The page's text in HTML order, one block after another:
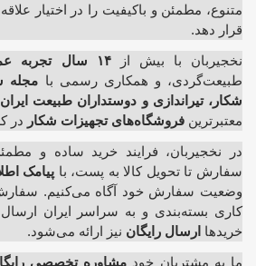
متنوع، مطمئن و باکیفیت را در اختیار
قرار دهد.
نخجیربان با بیش از
۱۴ سال تجربه عملی
طبیعت‌گردی، و همکاری رسمی با مجله
شکار، تیراندازی و دوستداران طبیعت ایران
معتبرترین فروشگاه‌های تجهیزات شکار در
در نخجیربان، فرایند خرید ساده و
سفارش تا تحویل کالا به پست، با پیامک
کاری بسته‌بندی و به سراسر ایران
خریدها ارسال رایگان نیز ارائه می‌شود.
ما به مشتریان خود مشاوره تخصصی